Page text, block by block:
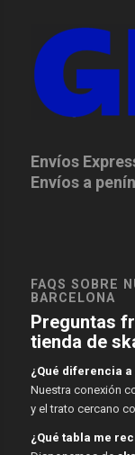
Envíos
Envíos a
FAQS SOBRE
BARCELONA
Preguntas
tienda de
¿Qué diferencia a
Nuestra conexión
y el trato cercano
¿Qué tabla me